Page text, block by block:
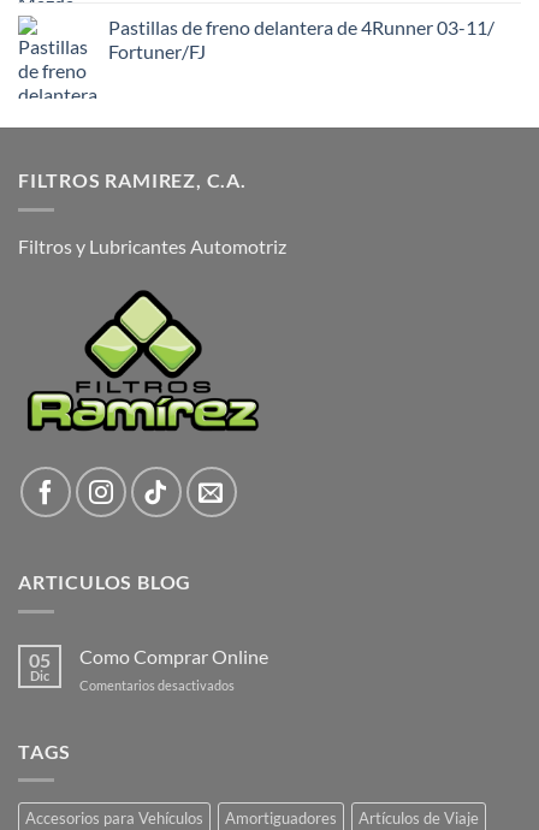
Pastillas de freno delantera de 4Runner 03-11/
Fortuner/FJ
FILTROS RAMIREZ, C.A.
Filtros y Lubricantes Automotriz
ARTICULOS BLOG
05
Dic
Como Comprar Online
Comentarios desactivados
TAGS
Accesorios para Vehículos Amortiguadores
Artículos de Viaje